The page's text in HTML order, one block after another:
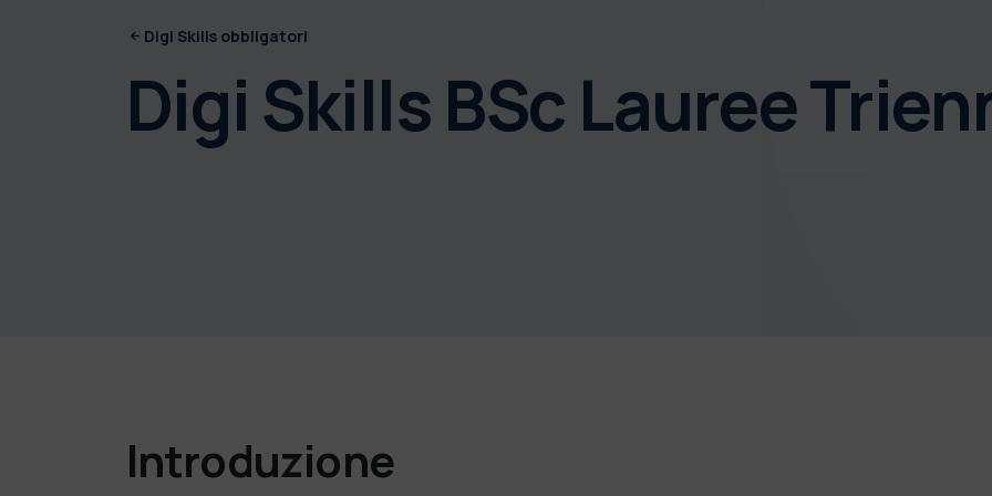
Digi Skills obbligatori
Digi Skills BSc Lauree
Introduzione